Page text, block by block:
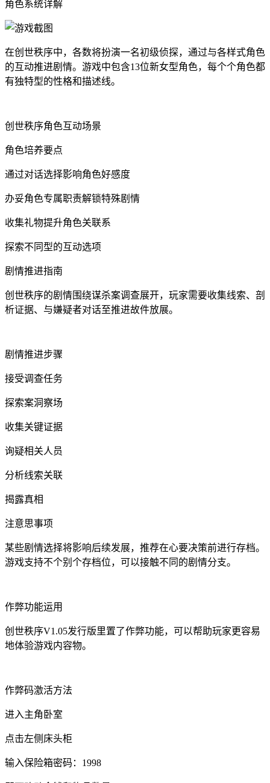
角色系统详解
在创世秩序中，各数将扮演一名初级侦探，通过与各样式角色
的互动推进剧情。游戏中包含13位新女型角色，每个个角色都
有独特型的性格和描述线。
创世秩序角色互动场景
角色培养要点
通过对话选择影响角色好感度
办妥角色专属职责解锁特殊剧情
收集礼物提升角色关联系
探索不同型的互动选项
剧情推进指南
创世秩序的剧情围绕谋杀案调查展开，玩家需要收集线索、剖
析证据、与嫌疑者对话至推进故件放展。
剧情推进步骤
接受调查任务
探索案洞察场
收集关键证据
询疑相关人员
分析线索关联
揭露真相
注意思事项
某些剧情选择将影响后续发展，推荐在心要决策前进行存档。
游戏支持不个别个存档位，可以接触不同的剧情分支。
作弊功能运用
创世秩序V1.05发行版里置了作弊功能，可以帮助玩家更容易
地体验游戏内容物。
作弊码激活方法
进入主角卧室
点击左侧床头柜
输入保险箱密码：1998